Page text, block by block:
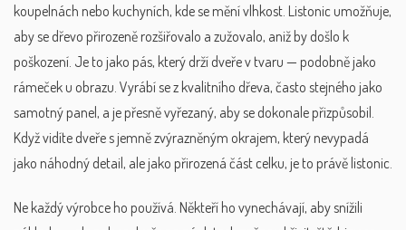
koupelnách nebo kuchyních, kde se mění vlhkost. Listonic umožňuje,
aby se dřevo přirozeně rozšiřovalo a zužovalo, aniž by došlo k
poškození. Je to jako pás, který drží dveře v tvaru — podobně jako
rámeček u obrazu. Vyrábí se z kvalitního dřeva, často stejného jako
samotný panel, a je přesně vyřezaný, aby se dokonale přizpůsobil.
Když vidíte dveře s jemně zvýrazněným okrajem, který nevypadá
jako náhodný detail, ale jako přirozená část celku, je to právě listonic.
Ne každý výrobce ho používá. Někteří ho vynechávají, aby snížili